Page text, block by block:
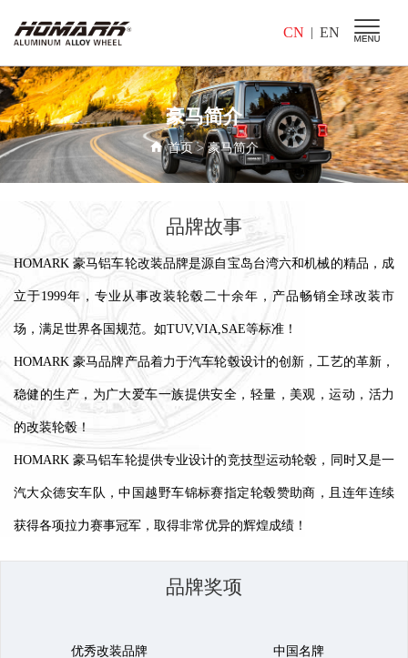
EN
CN
豪马简介
首页>豪马简介
品牌故事
HOMARK 豪马铝车轮改装品牌是源自宝岛台湾六和机械的精品，成
立于1999年，专业从事改装轮毂二十余年，产品畅销全球改装市
场，满足世界各国规范。如TUV,VIA,SAE等标准！
HOMARK 豪马品牌产品着力于汽车轮毂设计的创新，工艺的革新，
稳健的生产，为广大爱车一族提供安全，轻量，美观，运动，活力
的改装轮毂！
HOMARK 豪马铝车轮提供专业设计的竞技型运动轮毂，同时又是一
汽大众德安车队，中国越野车锦标赛指定轮毂赞助商，且连年连续
获得各项拉力赛事冠军，取得非常优异的辉煌成绩！
品牌奖项
优秀改装品牌 中国名牌